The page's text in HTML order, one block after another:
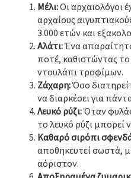
Μέλι:Οι αρχαιολόγοι
αρχαίους
3.000 ετών και
Αλάτι:Ένα
ποτέ, καθιστώντας
ντουλάπι τροφίμων.
Ζάχαρη:Όσο
να διαρκέσει για
Λευκό ρύζι:Όταν
το λευκό ρύζι μπορεί
Καθαρό σιρόπι
αποθηκευτεί σωστά,
αόριστον.